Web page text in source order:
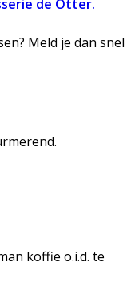
de Otter.
Meld je dan snel
koffie o.i.d. te